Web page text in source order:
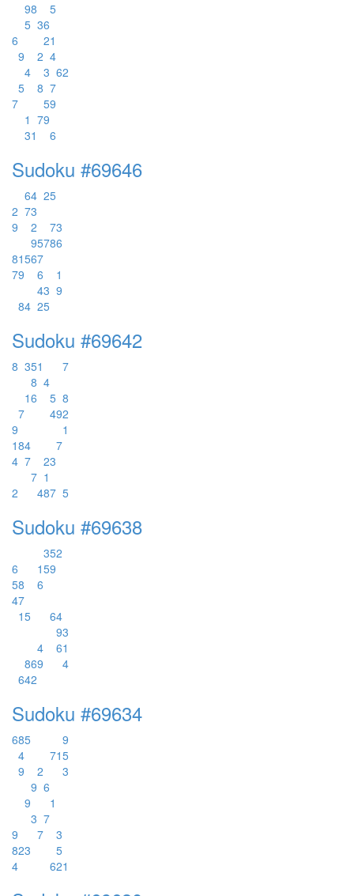
98
5
5 36
6
21
9
2 4
4
3 62
5
8 7
7
59
1 79
31 6
Sudoku #69646
64 25
2 73
9
2 73
95786
81567
79 6
1
43 9
84 25
Sudoku #69642
8 351
7
8 4
16 5 8
7
492
9
1
184
7
4 7 23
7 1
2
487 5
Sudoku #69638
352
6
159
58
6
47
15 64
93
4
61
869
4
642
Sudoku #69634
685
9
4
715
9
2
3
9 6
9
1
3 7
9
7
3
823
5
4
621